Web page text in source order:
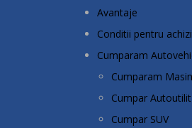
Avantaje
Conditii pentru
Cumparam
Cumparam
Cumpar
Cumpar SUV